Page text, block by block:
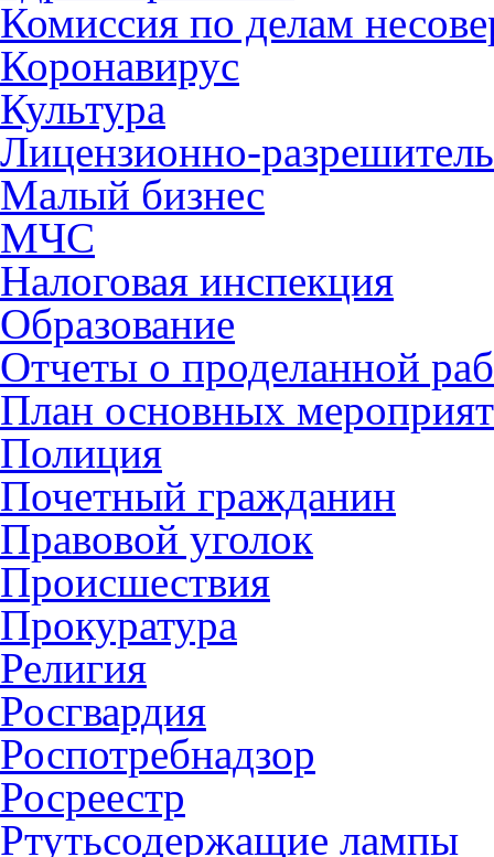
Комиссия по делам
Коронавирус
Культура
Лицензионно-
Малый бизнес
МЧС
Налоговая инспекция
Образование
Отчеты о проделанной
План основных
Полиция
Почетный гражданин
Правовой уголок
Происшествия
Прокуратура
Религия
Росгвардия
Роспотребнадзор
Росреестр
Ртутьсодержащие лампы